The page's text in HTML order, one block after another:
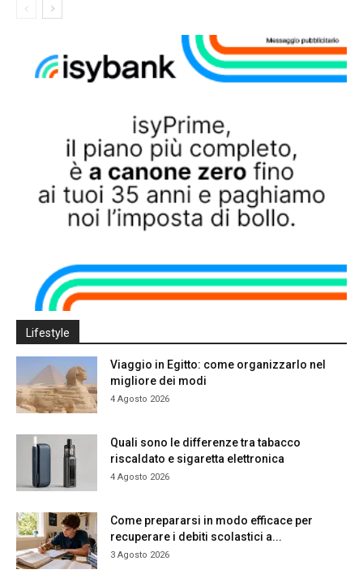
Lifestyle
Viaggio in Egitto: come organizzarlo nel
migliore dei modi
4 Agosto 2026
Quali sono le differenze tra tabacco
riscaldato e sigaretta elettronica
4 Agosto 2026
Come prepararsi in modo efficace per
recuperare i debiti scolastici a...
3 Agosto 2026